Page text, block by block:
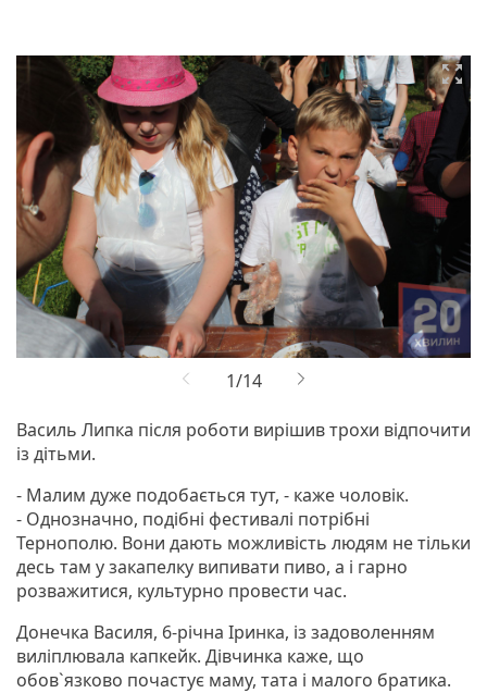

Василь Липка після роботи вирішив трохи відпочити
із дітьми.
- Малим дуже подобається тут, - каже чоловік.
- Однозначно, подібні фестивалі потрібні
Тернополю. Вони дають можливість людям не тільки
десь там у закапелку випивати пиво, а і гарно
розважитися, культурно провести час.
Донечка Василя, 6-річна Іринка, із задоволенням
виліплювала капкейк. Дівчинка каже, що
обов`язково почастує маму, тата і малого братика.